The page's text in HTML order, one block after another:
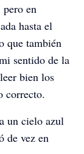
pero en
hasta el
que también
sentido de la
bien los
correcto.
un cielo azul
de vez en